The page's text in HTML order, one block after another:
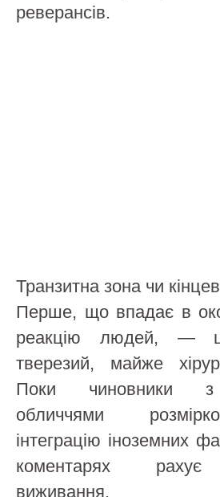
реверансів.
Транзитна зона чи
Перше, що впадає в
реакцію людей, —
тверезий, майже
Поки чиновники з
обличчями
інтеграцію іноземних
коментарях рахує
виживання.